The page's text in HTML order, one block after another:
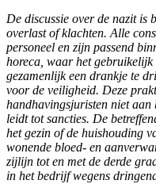
De discussie over de nazit is
overlast of klachten. Alle
personeel en zijn passend
horeca, waar het
gezamenlijk een drankje te
voor de veiligheid. Deze
handhavingsjuristen niet
leidt tot sancties. De
het gezin of de huishouding
wonende bloed- en
zijlijn tot en met de derde
in het bedrijf wegens